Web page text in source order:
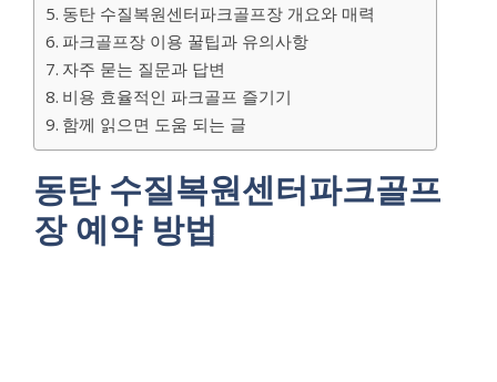
동탄 수질복원센터파크골프장 개요와 매력
파크골프장 이용 꿀팁과 유의사항
자주 묻는 질문과 답변
비용 효율적인 파크골프 즐기기
함께 읽으면 도움 되는 글
동탄 수질복원센터파크골프
장 예약 방법